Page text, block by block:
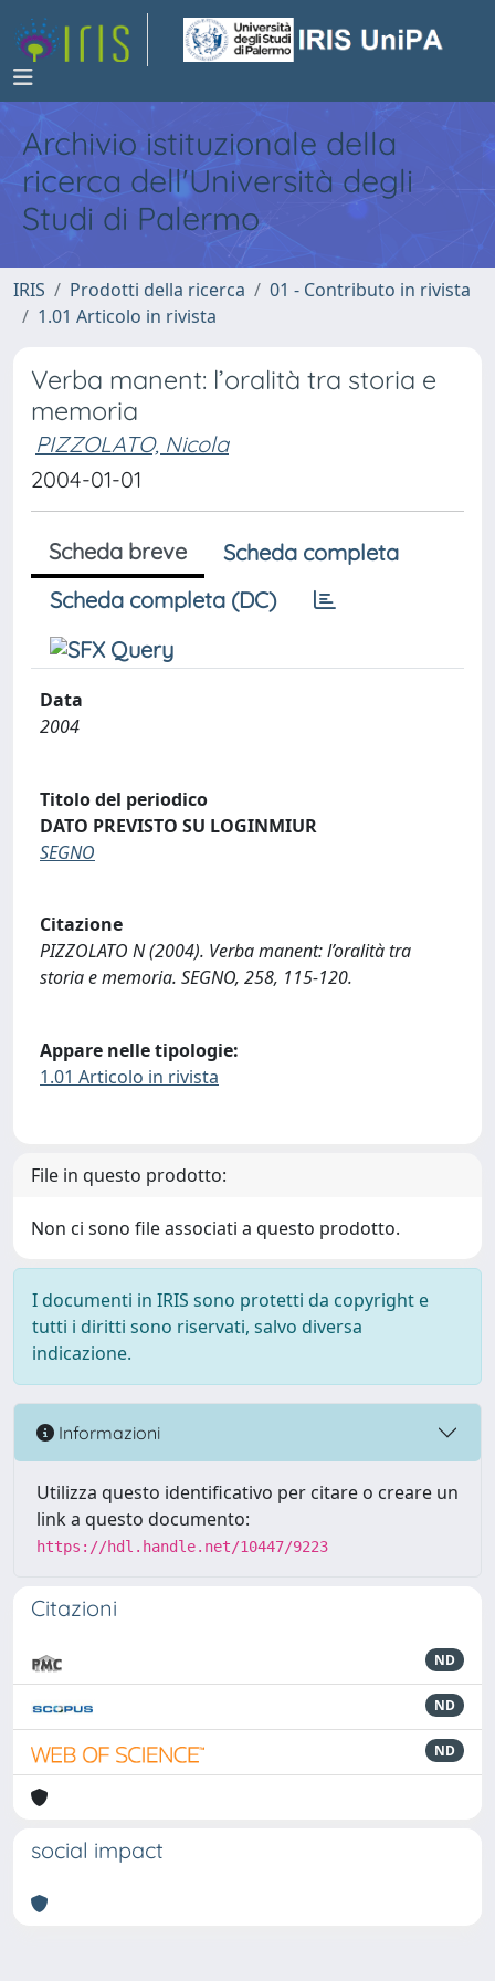
Archivio istituzionale della
ricerca dell'Università degli
Studi di Palermo
IRIS Prodotti della ricerca
01 - Contributo in rivista
1.01 Articolo in rivista
Verba manent: l’oralità tra storia e
memoria
PIZZOLATO, Nicola
2004-01-01
Scheda breve
Scheda completa
Scheda completa (DC)
Data
2004
Titolo del periodico
DATO PREVISTO SU LOGINMIUR
SEGNO
Citazione
PIZZOLATO N (2004). Verba manent: l’oralità tra
storia e memoria. SEGNO, 258, 115-120.
Appare nelle tipologie:
1.01 Articolo in rivista
File in questo prodotto:
Non ci sono file associati a questo prodotto.
I documenti in IRIS sono protetti da copyright e
tutti i diritti sono riservati, salvo diversa
indicazione.
Informazioni
Utilizza questo identificativo per citare o creare un
link a questo documento:
https://hdl.handle.net/10447/9223
Citazioni
ND
ND
ND
social impact